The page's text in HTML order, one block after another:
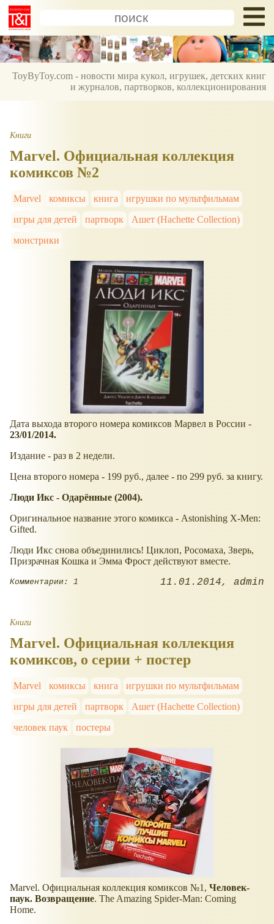
ToyByToy.com - новости мира кукол, игрушек, детских книг
и журналов, партворков, коллекционирования
Книги
Marvel. Официальная коллекция
комиксов №2
Marvel комиксы книга
игрушки по мультфильмам
игры для детей
партворк
Ашет (Hachette Collection)
монстрики
Дата выхода второго номера комиксов Марвел в России -
23/01/2014.
Издание - раз в 2 недели.
Цена второго номера - 199 руб., далее - по 299 руб. за книгу.
Люди Икс - Одарённые (2004).
Оригинальное название этого комикса - Astonishing X-Men:
Gifted.
Люди Икс снова объединились! Циклоп, Росомаха, Зверь,
Призрачная Кошка и Эмма Фрост действуют вместе.
Комментарии: 1 11.01.2014 admin
Книги
Marvel. Официальная коллекция
комиксов, о серии + постер
Marvel комиксы книга
игрушки по мультфильмам
игры для детей
партворк
Ашет (Hachette Collection)
человек паук
постеры
Marvel. Официальная коллекция комиксов №1, Человек-
паук. Возвращение. The Amazing Spider-Man: Coming
Home.